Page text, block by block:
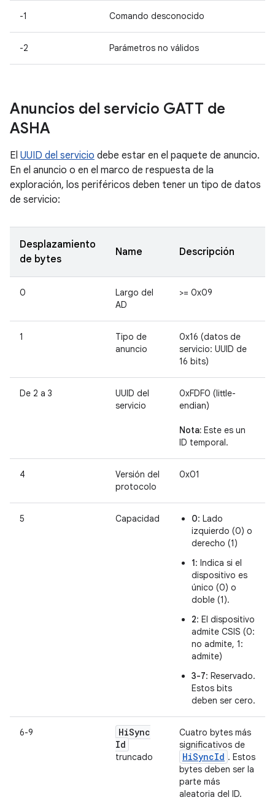
-1 Comando desconocido
-2 Parámetros no válidos
Anuncios del servicio GATT de
ASHA
El UUID del servicio debe estar en el paquete de anuncio.
En el anuncio o en el marco de respuesta de la
exploración, los periféricos deben tener un tipo de datos
de servicio:
Desplazamiento
de bytes
Name Descripción
0
Largo del
AD
>= 0x09
1
Tipo de
anuncio
0x16 (datos de
servicio: UUID de
16 bits)
De 2 a 3
UUID del
servicio
0xFDF0 (little-
endian)
Nota: Este es un
ID temporal.
4
Versión del
protocolo
0x01
5 Capacidad 0: Lado
izquierdo (0) o
derecho (1)
1: Indica si el
dispositivo es
único (0) o
doble (1).
2: El dispositivo
admite CSIS (0:
no admite, 1:
admite)
3-7: Reservado.
Estos bits
deben ser cero.
6-9 HiSync
Id
truncado
Cuatro bytes más
significativos de
HiSyncId . Estos
bytes deben ser la
parte más
aleatoria del ID.